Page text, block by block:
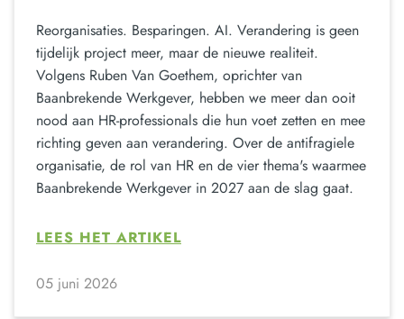
Reorganisaties. Besparingen. AI. Verandering is geen
tijdelijk project meer, maar de nieuwe realiteit.
Volgens Ruben Van Goethem, oprichter van
Baanbrekende Werkgever, hebben we meer dan ooit
nood aan HR-professionals die hun voet zetten en mee
richting geven aan verandering. Over de antifragiele
organisatie, de rol van HR en de vier thema's waarmee
Baanbrekende Werkgever in 2027 aan de slag gaat.
LEES HET ARTIKEL
05 juni 2026